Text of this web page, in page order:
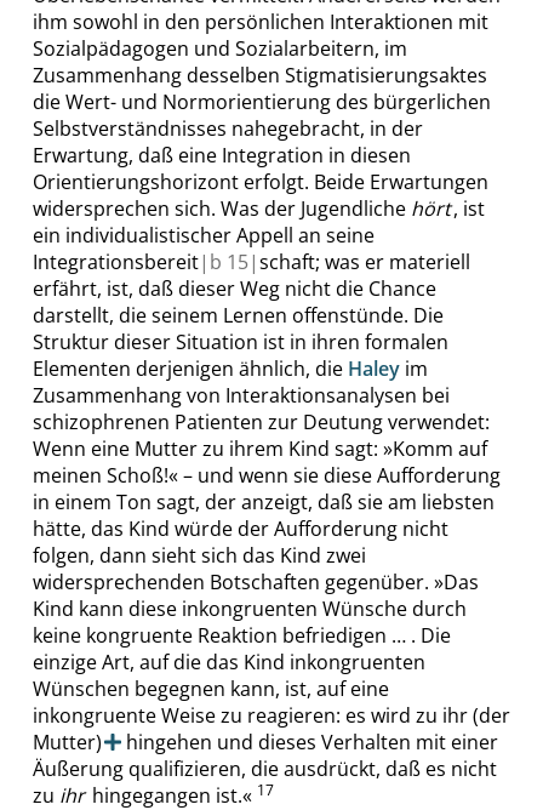
ihm sowohl in den persönlichen Interaktionen mit
Sozialpädagogen und Sozialarbeitern, im
Zusammenhang desselben Stigmatisierungsaktes
die Wert- und Normorientierung des bürgerlichen
Selbstverständnisses nahegebracht, in der
Erwartung, daß eine Integration in diesen
Orientierungshorizont erfolgt. Beide Erwartungen
widersprechen sich. Was der Jugendliche hört, ist
ein individualistischer Appell an seine
Integrationsbereit| b 15|schaft; was er materiell
erfährt, ist, daß dieser Weg nicht die Chance
darstellt, die seinem Lernen offenstünde. Die
Struktur dieser Situation ist in ihren formalen
Elementen derjenigen ähnlich, die Haley im
Zusammenhang von Interaktionsanalysen bei
schizophrenen Patienten zur Deutung verwendet:
Wenn eine Mutter zu ihrem Kind sagt: »Komm auf
meinen Schoß!«– und wenn sie diese Aufforderung
in einem Ton sagt, der anzeigt, daß sie am liebsten
hätte, das Kind würde der Aufforderung nicht
folgen, dann sieht sich das Kind zwei
widersprechenden Botschaften gegenüber. »Das
Kind kann diese inkongruenten Wünsche durch
keine kongruente Reaktion befriedigen … . Die
einzige Art, auf die das Kind inkongruenten
Wünschen begegnen kann, ist, auf eine
inkongruente Weise zu reagieren: es wird zu ihr(der
Mutter)
hingehen und dieses Verhalten mit einer
Äußerung qualifizieren, die ausdrückt, daß es nicht
zu ihrhingegangen ist.« 17